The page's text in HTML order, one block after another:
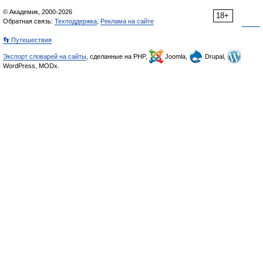
18+
© Академик, 2000-2026
Обратная связь: Техподдержка Реклама на сайте
👣 Путешествия
Экспорт словарей на сайты , сделанные на PHP, Joomla,
Drupal,
WordPress, MODx.